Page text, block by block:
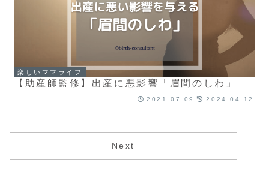
楽しいママライフ
【助産師監修】出産に悪影響「眉間のしわ」
2021.07.09 2024.04.12
Next